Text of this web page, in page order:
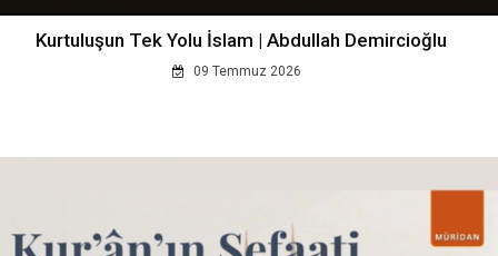
Kurtuluşun Tek Yolu İslam | Abdullah Demircioğlu
09 Temmuz 2026